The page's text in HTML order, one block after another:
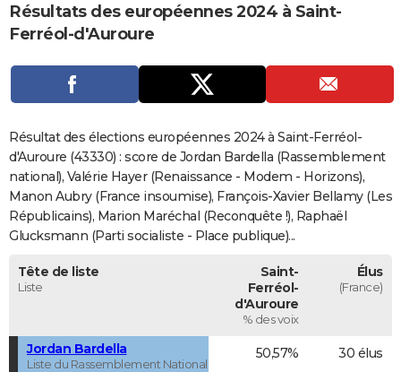
Carte de Noël
Carte Bonne année
Carte Saint-Valentin
Carte Pâques
Carte d'anniversaire
COPAINS D'AVANT
AVIS DE DÉCÈS
FORUM
Bricolage
Lifestyle
Culture
Sport
Auto
Television
Voyage
Cinema
Résultats des européennes 2024 à Saint-
Ferréol-d'Auroure
Résultat des élections européennes 2024 à Saint-Ferréol-
d'Auroure (43330) : score de Jordan Bardella (Rassemblement
national), Valérie Hayer (Renaissance - Modem - Horizons),
Manon Aubry (France insoumise), François-Xavier Bellamy (Les
Républicains), Marion Maréchal (Reconquête !), Raphaël
Glucksmann (Parti socialiste - Place publique)...
Tête de liste
Liste
Saint-
Ferréol-
d'Auroure
% des voix
Élus
(France)
Jordan Bardella
Liste du Rassemblement National
50,57% 30 élus